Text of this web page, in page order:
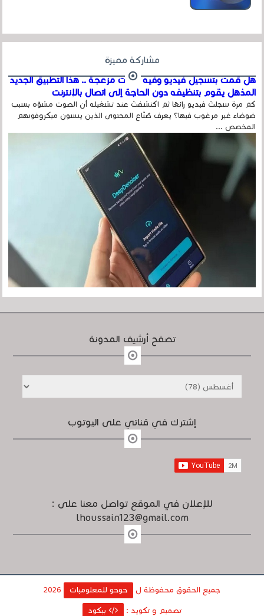
مشاركة مميزة
هل قمت بتسجيل فيديو وفيه أصوت مزعجة .. هذا التطبيق الجديد
المذهل يقوم بتنظيفه دون الحاجة إلى اتصال بالإنترنت
كم مرة سجلتَ فيديو رائعًا ثم اكتشفتَ عند تشغيله أن الصوت مشوّه بسبب
ضوضاء غير مرغوب فيها؟ يعرف صُنّاع المحتوى الذين ينسون ميكروفونهم
المخصص ...
تصفح أرشيف المدونة
إشترك في قناتي على اليوتوب
للإعلان في الموقع تواصل معنا على :
lhoussain123@gmail.com
جميع الحقوق محفوظة ل حوحو للمعلوميات
تصميم و تكويد : بيكود